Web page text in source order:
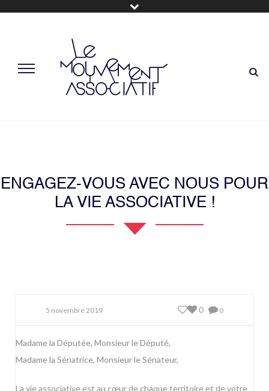
ENGAGEZ-VOUS AVEC NOUS POUR
LA VIE ASSOCIATIVE !
5 novembre 2019 0
0
Madame la Députée, Monsieur le Député,
Madame la Sénatrice, Monsieur le Sénateur,
La vie associative est au cœur de chaque territoire et de votre